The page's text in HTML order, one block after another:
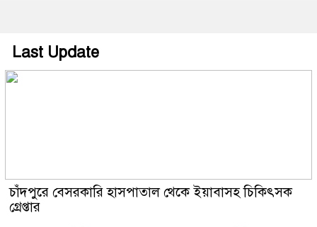
Last Update
চাঁদপুরে বেসরকারি হাসপাতাল থেকে ইয়াবাসহ চিকিৎসক
গ্রেপ্তার